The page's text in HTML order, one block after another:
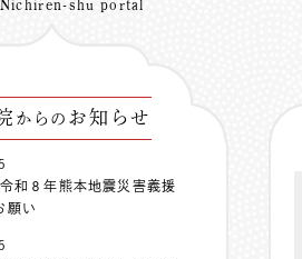
shu portal
からの お知らせ
令和８年熊本地震災害義援
願い